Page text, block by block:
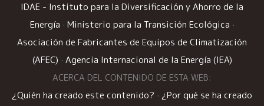
IDAE - Instituto para la Diversificación y Ahorro de la
Energía · Ministerio para la Transición Ecológica ·
Asociación de Fabricantes de Equipos de Climatización
(AFEC) · Agencia Internacional de la Energía (IEA)
ACERCA DEL CONTENIDO DE ESTA WEB:
¿Quién ha creado este contenido? · ¿Por qué se ha creado